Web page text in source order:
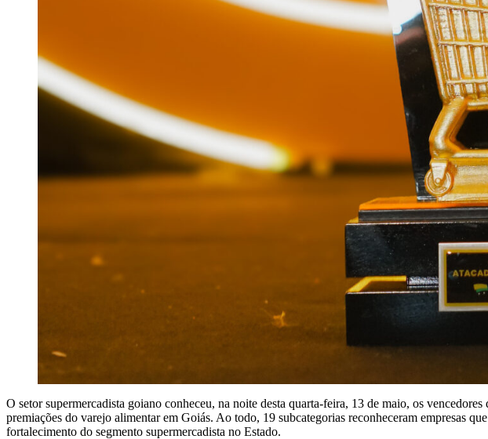
O setor supermercadista goiano conheceu, na noite desta quarta-feira, 13 de maio, os
premiações do varejo alimentar em Goiás. Ao todo, 19 subcategorias reconheceram empresas
fortalecimento do segmento supermercadista no Estado.